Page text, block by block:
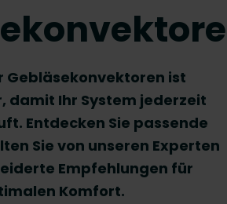
Gebläsekonvektoren ist
damit Ihr System jederzeit
Entdecken Sie passende
Sie von unseren Experten
Empfehlungen für
Komfort.